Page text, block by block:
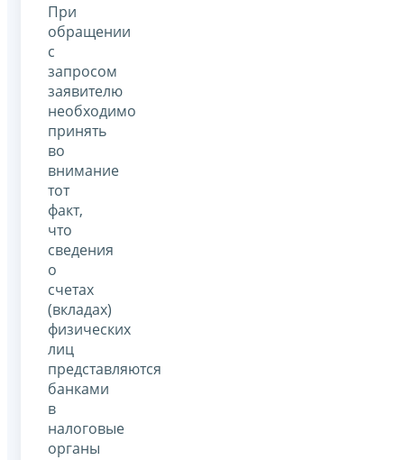
При
обращении
с
запросом
заявителю
необходимо
принять
во
внимание
тот
факт,
что
сведения
о
счетах
(вкладах)
физических
лиц
представляются
банками
в
налоговые
органы